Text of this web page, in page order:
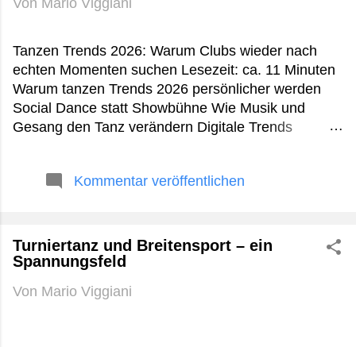
Von Mario Viggiani
Tanzen Trends 2026: Warum Clubs wieder nach
echten Momenten suchen Lesezeit: ca. 11 Minuten
Warum tanzen Trends 2026 persönlicher werden
Social Dance statt Showbühne Wie Musik und
Gesang den Tanz verändern Digitale Trends
Fazit Es ist kurz nach Mitternacht in einem kleinen
Look. Stattdessen stehen zwei Sänger neben dem
DJ-Pult, jemand spielt Percussion live dazu, und auf
Schritte und freies Clubtanzen ab. Genau solche
Kommentar veröffentlichen
Turniertanz und Breitensport – ein
Spannungsfeld
Von Mario Viggiani